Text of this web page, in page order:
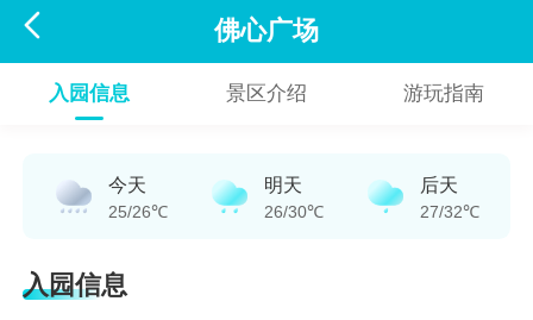
 佛心广场
入园信息 景区介绍 游玩指南
今天
25/26℃
明天
26/30℃
后天
27/32℃
入园信息